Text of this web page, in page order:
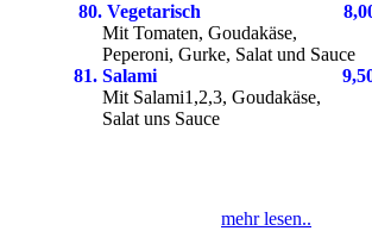
80. Vegetarisch 8,00
Mit Tomaten, Goudakäse,
Peperoni, Gurke, Salat und Sauce
81. Salami
Mit Salami1,2,3, Goudakäse,
Salat uns Sauce
mehr lesen..